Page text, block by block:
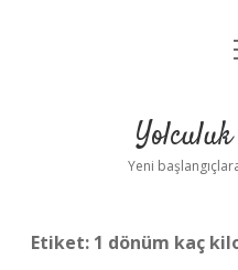
Yeni
Etiket: 1 dönüm kaç